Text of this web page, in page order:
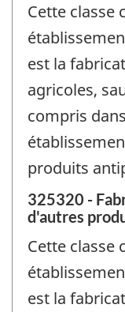
Cette classe
est la
agricoles,
compris
produits
325320 -
d'autres
Cette classe
est la